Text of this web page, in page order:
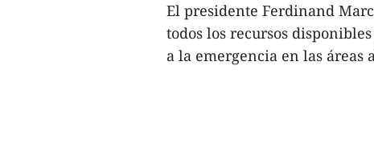
El presidente Ferdinand
todos los recursos
a la emergencia en las áreas